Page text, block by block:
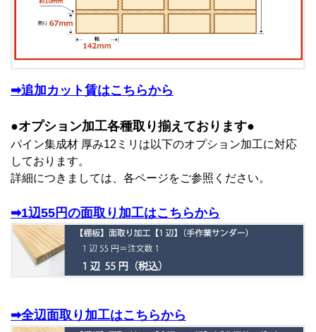
➡追加カット賃はこちらから
●オプション加工各種取り揃えております●
パイン集成材 厚み12ミリは以下のオプション加工に対応
しております。
詳細につきましては、各ページをご参照ください。
➡1辺55円の面取り加工はこちらから
➡全辺面取り加工はこちらから